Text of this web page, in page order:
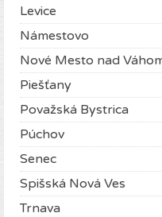
Levice
Námestovo
Nové Mesto nad
Piešťany
Považská Bystrica
Púchov
Senec
Spišská Nová Ves
Trnava